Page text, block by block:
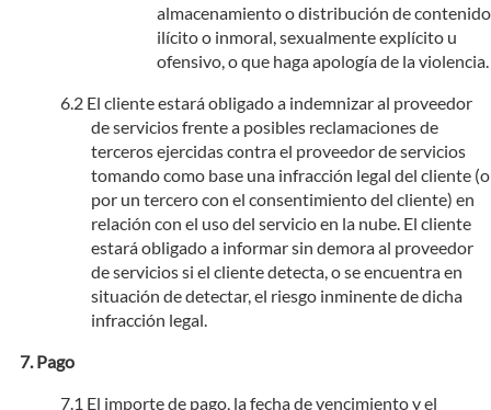
almacenamiento o distribución de contenido
ilícito o inmoral, sexualmente explícito u
ofensivo, o que haga apología de la violencia.
El cliente estará obligado a indemnizar al proveedor
de servicios frente a posibles reclamaciones de
terceros ejercidas contra el proveedor de servicios
tomando como base una infracción legal del cliente (o
por un tercero con el consentimiento del cliente) en
relación con el uso del servicio en la nube. El cliente
estará obligado a informar sin demora al proveedor
de servicios si el cliente detecta, o se encuentra en
situación de detectar, el riesgo inminente de dicha
infracción legal.
Pago
El importe de pago, la fecha de vencimiento y el